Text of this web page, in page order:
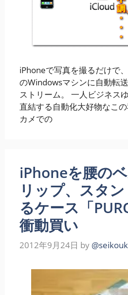
iPhoneで写真を撮るだけで
のWindowsマシンに自動転
ストリーム。 一人ビジネス
直結する自動化大好物なこ
カメでの
iPhoneを腰の
リップ、スタ
るケース「
衝動買い
2012年9月24日 by